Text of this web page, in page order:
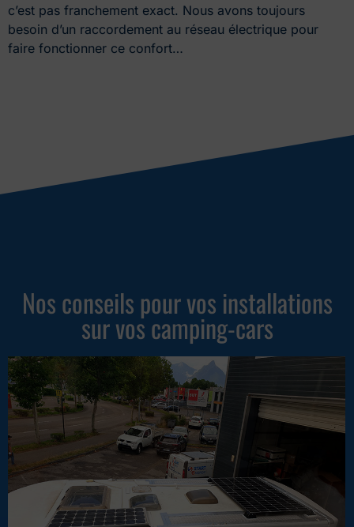
c’est pas franchement exact. Nous avons toujours
besoin d’un raccordement au réseau électrique pour
faire fonctionner ce confort…
Nos conseils pour vos installations
sur vos camping-cars